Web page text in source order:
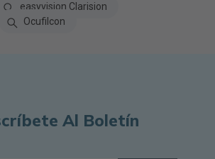
easyvision Clarision
Ocufilcon
Al Boletín